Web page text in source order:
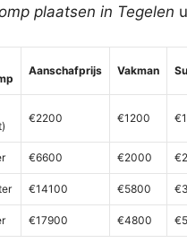
plaatsen in Tegelen
Aanschafprijs Vakman
€2200 €1200
€6600 €2000
€14100 €5800
€17900 €4800